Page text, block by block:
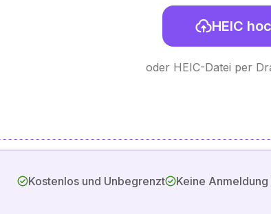
HEIC
oder HEIC-Datei per
Kostenlos und Unbegrenzt Keine